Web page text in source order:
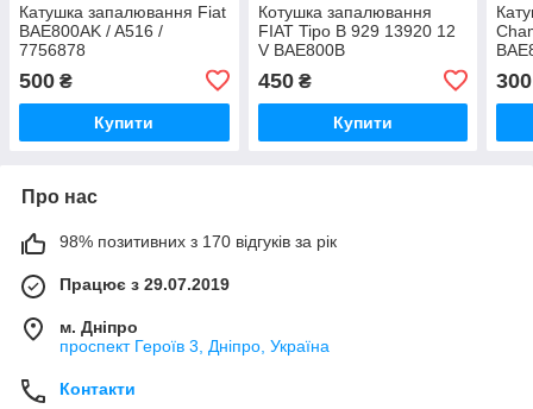
Катушка запалювання Fiat
BAE800AK / A516 /
7756878
500 ₴
Купити
Котушка запалювання
FIAT Tipo B 929 13920 12
V BAE800B
450₴
Купити
300
Про нас
98% позитивних з 170 відгуків за рік
Працює з 29.07.2019
м. Дніпро
проспект Героїв 3, Дніпро, Україна
Контакти